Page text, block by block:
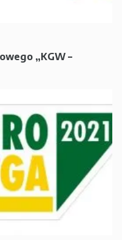
„KGW –